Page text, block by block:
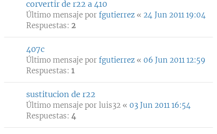
corvertir de r22 a 410
Último mensaje por fgutierrez « 24 Jun 2011 19:04
Respuestas: 2
407c
Último mensaje por fgutierrez « 06 Jun 2011 12:59
Respuestas: 1
sustitucion de r22
Último mensaje por luis32 « 03 Jun 2011 16:54
Respuestas: 4